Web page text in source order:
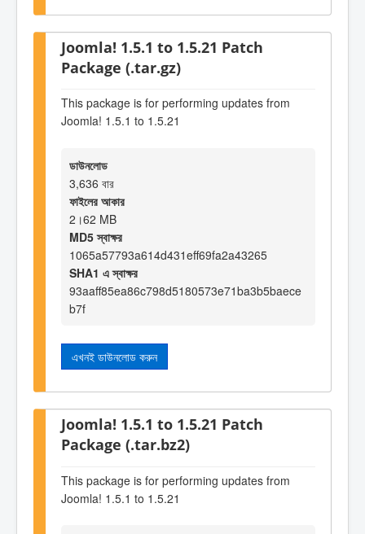
Joomla! 1.5.1 to 1.5.21 Patch
Package (.tar.gz)
This package is for performing updates from
Joomla! 1.5.1 to 1.5.21
ডাউনলোড
3,636 বার
ফাইলের আকার
2।62 MB
MD5 স্বাক্ষর
1065a57793a614d431eff69fa2a43265
SHA1 এ স্বাক্ষর
93aaff85ea86c798d5180573e71ba3b5baece
b7f
এখনই ডাউনলোড করুন
Joomla! 1.5.1 to 1.5.21 Patch
Package (.tar.bz2)
This package is for performing updates from
Joomla! 1.5.1 to 1.5.21